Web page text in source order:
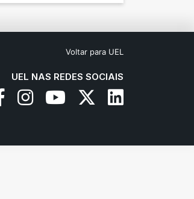
Voltar para UEL
UEL NAS REDES SOCIAIS